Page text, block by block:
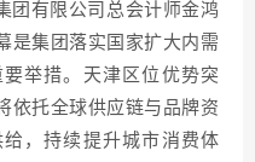
团有限公司总会计师金鸿
是集团落实国家扩大内需
举措。天津区位优势突
依托全球供应链与品牌资
，持续提升城市消费体